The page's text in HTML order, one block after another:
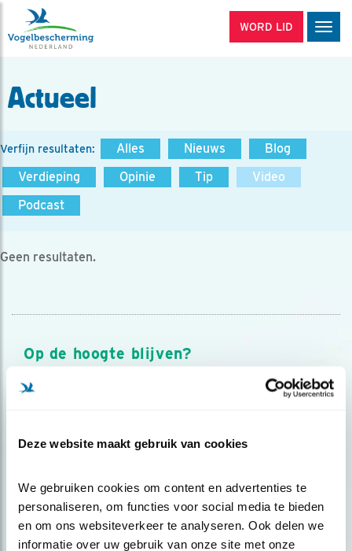
Deze website maakt gebruik van cookies
We gebruiken cookies om content en advertenties te
personaliseren, om functies voor social media te bieden
en om ons websiteverkeer te analyseren. Ook delen we
informatie over uw gebruik van onze site met onze
WORD LID
Actueel
Verfijn resultaten: Alles Nieuws
Blog
Verdieping
Opinie Tip
Video
Podcast
Geen resultaten.
Op de hoogte blijven?
Meld je aan en ontvang nieuws, inspiratie, acties en tips
over vogels en activiteiten van Vogelbescherming.